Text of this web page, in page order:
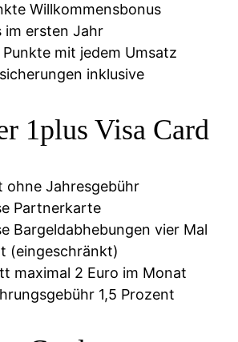
Willkommensbonus
im ersten Jahr
mit jedem Umsatz
inklusive
1plus Visa Card
ohne Jahresgebühr
Partnerkarte
Bargeldabhebungen vier Mal
(eingeschränkt)
maximal 2 Euro im Monat
1,5 Prozent